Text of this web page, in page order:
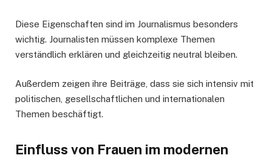
Diese Eigenschaften sind im Journalismus besonders
wichtig. Journalisten müssen komplexe Themen
verständlich erklären und gleichzeitig neutral bleiben.
Außerdem zeigen ihre Beiträge, dass sie sich intensiv mit
politischen, gesellschaftlichen und internationalen
Themen beschäftigt.
Einfluss von Frauen im modernen